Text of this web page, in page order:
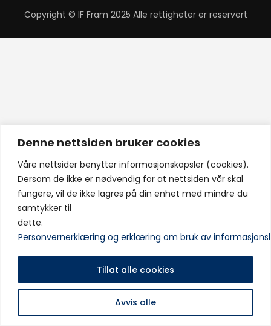
Denne nettsiden bruker cookies
Våre nettsider benytter informasjonskapsler (cookies).
Dersom de ikke er nødvendig for at nettsiden vår skal
fungere, vil de ikke lagres på din enhet med mindre du
samtykker til
dette.
Personvernerklæring og erklæring om bruk av
Avvis alle
Tillat alle cookies
Copyright © IF Fram 2025 Alle rettigheter er reservert